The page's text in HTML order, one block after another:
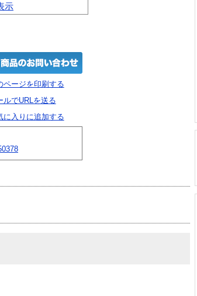
示
ージを印刷する
でURLを送る
に入りに追加する